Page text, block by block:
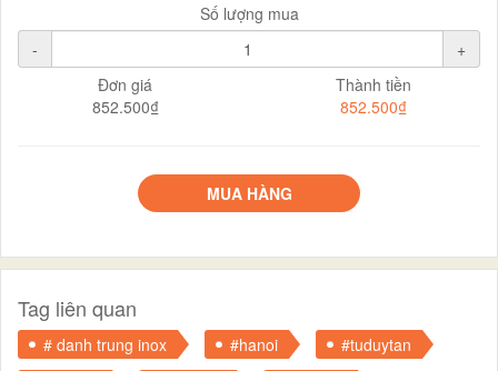
Số lượng mua
-
+
Đơn giá
852.500₫
Thành tiền
852.500₫
MUA HÀNG
Tag liên quan
# danh trung inox #hanoi
#tuduytan